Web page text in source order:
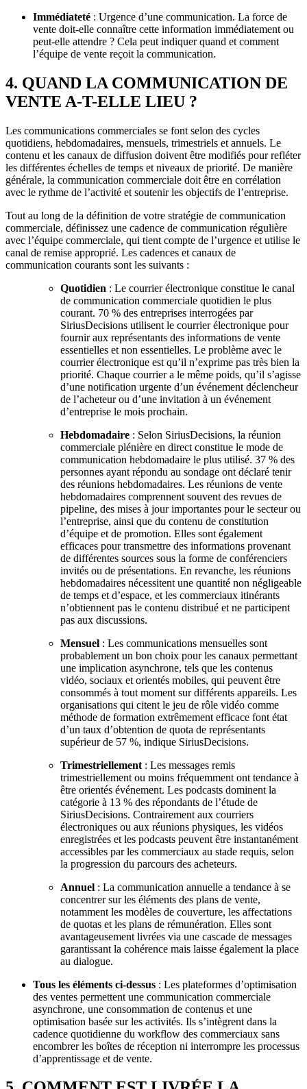
Immédiateté : Urgence d’une communication. La force de
vente doit-elle connaître cette information immédiatement ou
peut-elle attendre ? Cela peut indiquer quand et comment
l’équipe de vente reçoit la communication.
4. QUAND LA COMMUNICATION DE
VENTE A-T-ELLE LIEU ?
Les communications commerciales se font selon des cycles
quotidiens, hebdomadaires, mensuels, trimestriels et annuels. Le
contenu et les canaux de diffusion doivent être modifiés pour refléter
les différentes échelles de temps et niveaux de priorité. De manière
générale, la communication commerciale doit être en corrélation
avec le rythme de l’activité et soutenir les objectifs de l’entreprise.
Tout au long de la définition de votre stratégie de communication
commerciale, définissez une cadence de communication régulière
avec l’équipe commerciale, qui tient compte de l’urgence et utilise le
canal de remise approprié. Les cadences et canaux de
communication courants sont les suivants :
Quotidien : Le courrier électronique constitue le canal
de communication commerciale quotidien le plus
courant. 70 % des entreprises interrogées par
SiriusDecisions utilisent le courrier électronique pour
fournir aux représentants des informations de vente
essentielles et non essentielles. Le problème avec le
courrier électronique est qu’il n’exprime pas très bien la
priorité. Chaque courrier a le même poids, qu’il s’agisse
d’une notification urgente d’un événement déclencheur
de l’acheteur ou d’une invitation à un événement
d’entreprise le mois prochain.
Hebdomadaire : Selon SiriusDecisions, la réunion
commerciale plénière en direct constitue le mode de
communication hebdomadaire le plus utilisé. 37 % des
personnes ayant répondu au sondage ont déclaré tenir
des réunions hebdomadaires. Les réunions de vente
hebdomadaires comprennent souvent des revues de
pipeline, des mises à jour importantes pour le secteur ou
l’entreprise, ainsi que du contenu de constitution
d’équipe et de promotion. Elles sont également
efficaces pour transmettre des informations provenant
de différentes sources sous la forme de conférenciers
invités ou de présentations. En revanche, les réunions
hebdomadaires nécessitent une quantité non négligeable
de temps et d’espace, et les commerciaux itinérants
n’obtiennent pas le contenu distribué et ne participent
pas aux discussions.
Mensuel : Les communications mensuelles sont
probablement un bon choix pour les canaux permettant
une implication asynchrone, tels que les contenus
vidéo, sociaux et orientés mobiles, qui peuvent être
consommés à tout moment sur différents appareils. Les
organisations qui citent le jeu de rôle vidéo comme
méthode de formation extrêmement efficace font état
d’un taux d’obtention de quota de représentants
supérieur de 57 %, indique SiriusDecisions.
Trimestriellement : Les messages remis
trimestriellement ou moins fréquemment ont tendance à
être orientés événement. Les podcasts dominent la
catégorie à 13 % des répondants de l’étude de
SiriusDecisions. Contrairement aux courriers
électroniques ou aux réunions physiques, les vidéos
enregistrées et les podcasts peuvent être instantanément
accessibles par les commerciaux au stade requis, selon
la progression du parcours des acheteurs.
Annuel : La communication annuelle a tendance à se
concentrer sur les éléments des plans de vente,
notamment les modèles de couverture, les affectations
de quotas et les plans de rémunération. Elles sont
avantageusement livrées via une cascade de messages
garantissant la cohérence mais laisse également la place
au dialogue.
Tous les éléments ci-dessus : Les plateformes d’optimisation
des ventes permettent une communication commerciale
asynchrone, une consommation de contenus et une
optimisation basée sur les activités. Ils s’intègrent dans la
cadence quotidienne du workflow des commerciaux sans
encombrer les boîtes de réception ni interrompre les processus
d’apprentissage et de vente.